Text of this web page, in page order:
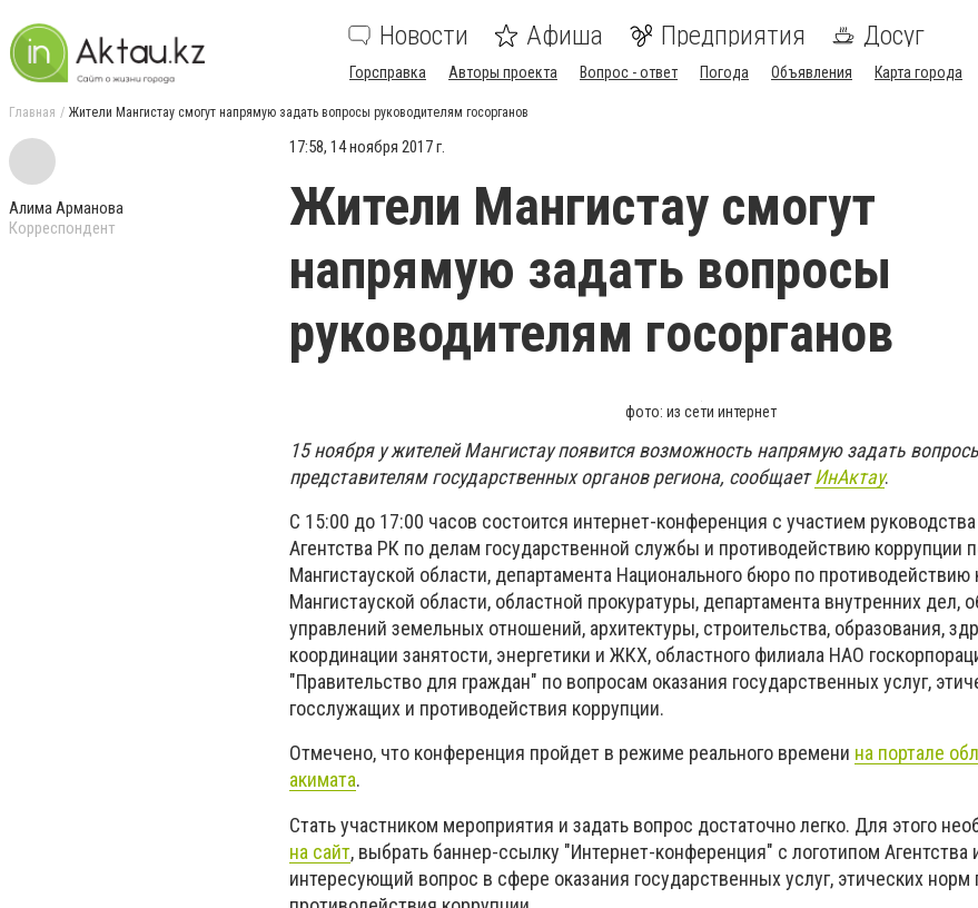
Новости Афиша Предприятия Досуг
Горсправка Авторы проекта Вопрос - ответ Погода Объявления Карта города
Главная Жители Мангистау смогут напрямую задать вопросы руководителям госорганов
Алима Арманова
Корреспондент
17:58, 14 ноября 2017 г.
Жители Мангистау смогут
напрямую задать вопросы
руководителям госорганов
фото: из сети интернет
15 ноября у жителей Мангистау появится возможность напрямую задать
представителям государственных органов региона, сообщаетИнАктау.
С 15:00 до 17:00 часов состоится интернет-конференция с участием
Агентства РК по делам государственной службы и противодействию коррупции
Мангистауской области, департамента Национального бюро по противодействию
Мангистауской области, областной прокуратуры, департамента внутренних дел,
управлений земельных отношений, архитектуры, строительства, образования,
координации занятости, энергетики и ЖКХ, областного филиала НАО
"Правительство для граждан" по вопросам оказания государственных услуг,
госслужащих и противодействия коррупции.
Отмечено, что конференция пройдет в режиме реального времени на портале
акимата.
Стать участником мероприятия и задать вопрос достаточно легко. Для этого
на сайт, выбрать баннер-ссылку "Интернет-конференция" с логотипом Агентства
интересующий вопрос в сфере оказания государственных услуг, этических